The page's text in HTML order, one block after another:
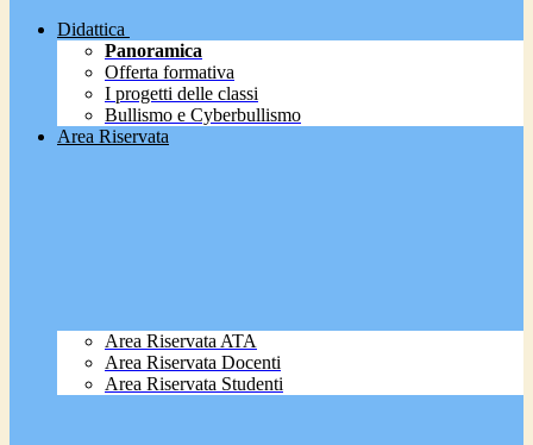
Didattica
Panoramica
Offerta formativa
I progetti delle classi
Bullismo e Cyberbullismo
Area Riservata
Area Riservata ATA
Area Riservata Docenti
Area Riservata Studenti